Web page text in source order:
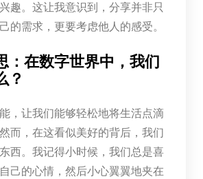
趣。这让我意识到，分享并非只
的需求，更要考虑他人的感受。
：在数字世界中，我们
？
，让我们能够轻松地将生活点滴
而，在这看似美好的背后，我们
西。我记得小时候，我们总是喜
己的心情，然后小心翼翼地夹在